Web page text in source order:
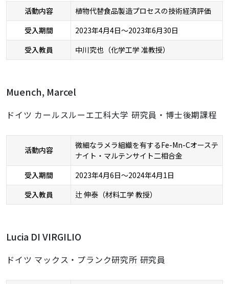
活動内容
植物代替食品製造プロセスの技術経済評価
受入期間
2023年4月4日～2023年6月30日
受入教員
中川究也（化学工学 准教授）
Muench, Marcel
ドイツ カールスルーエ工科大学 研究員・博士後期課程
活動内容
微細なラメラ組織を有するFe-Mn-Cオーステ
ナイト・マルテンサイト二相合金
受入期間
2023年4月6日～2024年4月1日
受入教員
辻 伸泰（材料工学 教授）
Lucia DI VIRGILIO
ドイツ マックス・プランク研究所 研究員